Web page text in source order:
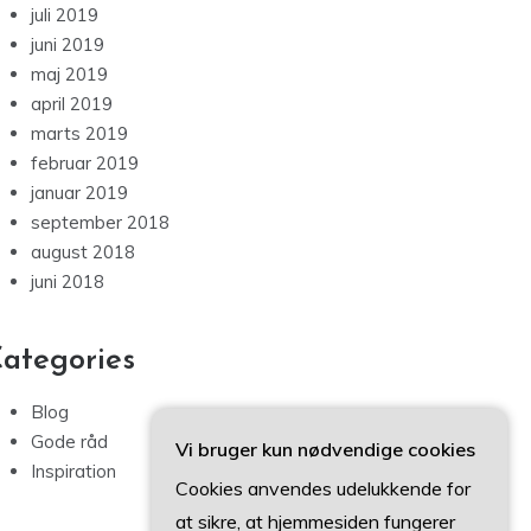
juli 2019
juni 2019
maj 2019
april 2019
marts 2019
februar 2019
januar 2019
september 2018
august 2018
juni 2018
Blog
Gode råd
Inspiration
Vi bruger kun nødvendige cookies
Cookies anvendes udelukkende for
at sikre, at hjemmesiden fungerer